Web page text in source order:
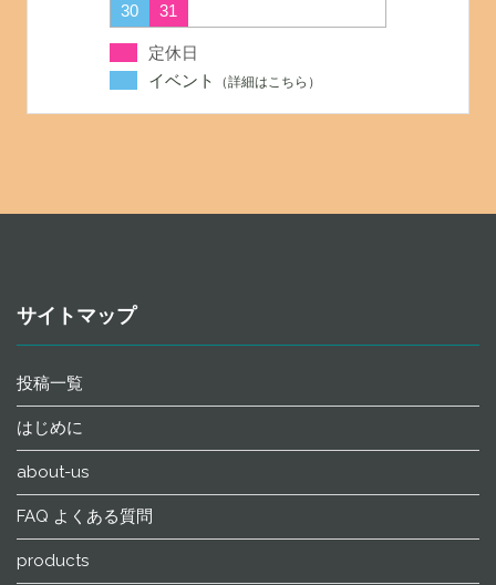
30
31
定休日
イベント
サイトマップ
投稿一覧
はじめに
about-us
FAQ よくある質問
products